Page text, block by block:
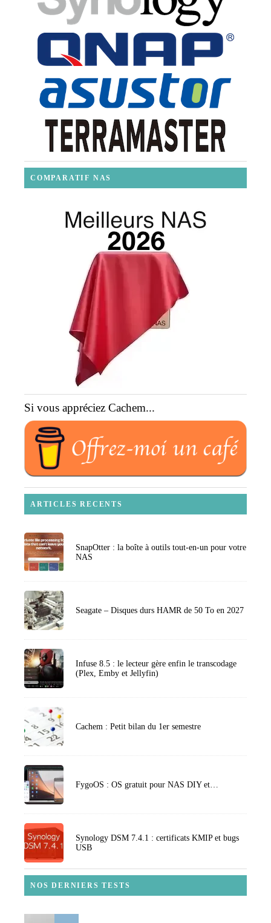
COMPARATIF NAS
Si vous appréciez Cachem...
ARTICLES RECENTS
SnapOtter : la boîte à outils tout-en-un pour votre
NAS
Seagate – Disques durs HAMR de 50 To en 2027
Infuse 8.5 : le lecteur gère enfin le transcodage
(Plex, Emby et Jellyfin)
Cachem : Petit bilan du 1er semestre
FygoOS : OS gratuit pour NAS DIY et…
Synology DSM 7.4.1 : certificats KMIP et bugs
USB
NOS DERNIERS TESTS